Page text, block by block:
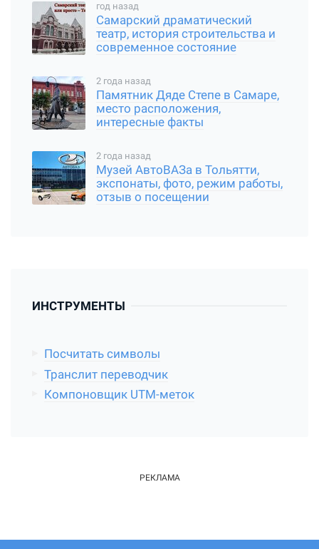
год назад
Самарский драматический
театр, история строительства и
современное состояние
2 года назад
Памятник Дяде Степе в Самаре,
место расположения,
интересные факты
2 года назад
Музей АвтоВАЗа в Тольятти,
экспонаты, фото, режим работы,
отзыв о посещении
ИНСТРУМЕНТЫ
Посчитать символы
Транслит переводчик
Компоновщик UTM-меток